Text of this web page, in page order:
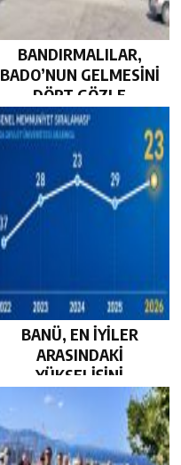
BANDIRMALILAR,
BADO’NUN GELMESİNİ
DÖRT GÖZLE
BEKLİYOR…
BANÜ, EN İYİLER
ARASINDAKİ
YÜKSELİŞİNİ
SÜRDÜRDÜ…